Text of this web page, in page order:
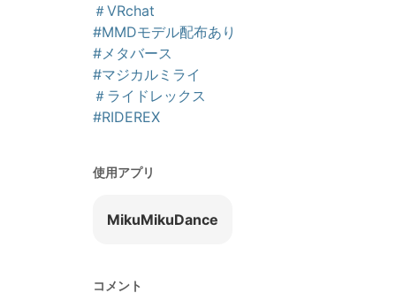
＃VRchat
#MMDモデル配布あり
#メタバース
#マジカルミライ
＃ライドレックス
#RIDEREX
使用アプリ
MikuMikuDance
コメント